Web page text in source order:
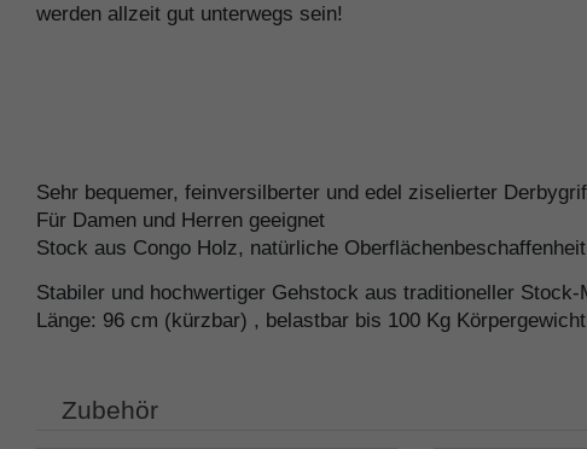
werden allzeit gut unterwegs sein!
Sehr bequemer, feinversilberter und edel ziselierter
Für Damen und Herren geeignet
Stock aus Congo Holz, natürliche Oberflächenbeschaffenheit
Stabiler und hochwertiger Gehstock aus traditioneller Stock-
Länge: 96 cm (kürzbar) , belastbar bis 100 Kg Körpergewicht
Zubehör